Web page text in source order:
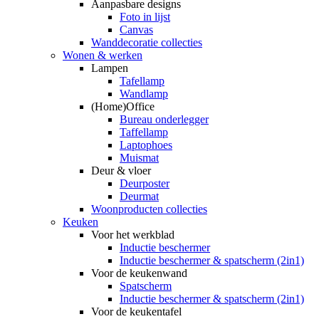
Aanpasbare designs
Foto in lijst
Canvas
Wanddecoratie collecties
Wonen & werken
Lampen
Tafellamp
Wandlamp
(Home)Office
Bureau onderlegger
Taffellamp
Laptophoes
Muismat
Deur & vloer
Deurposter
Deurmat
Woonproducten collecties
Keuken
Voor het werkblad
Inductie beschermer
Inductie beschermer & spatscherm (2in1)
Voor de keukenwand
Spatscherm
Inductie beschermer & spatscherm (2in1)
Voor de keukentafel